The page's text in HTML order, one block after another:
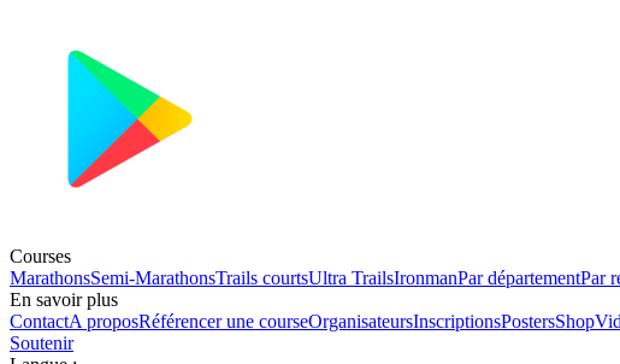
Courses
MarathonsSemi-MarathonsTrails courtsUltra TrailsIronmanPar départementPar
En savoir plus
ContactA proposRéférencer une courseOrganisateursInscriptionsPostersShop
Soutenir